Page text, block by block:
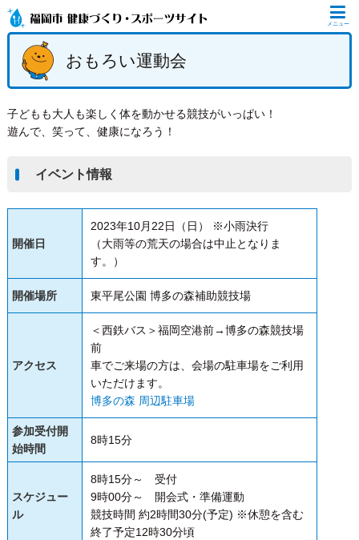
メニュー
おもろい運動会
子どもも大人も楽しく体を動かせる競技がいっぱい！
遊んで、笑って、健康になろう！
イベント情報
開催日
2023年10月22日（日） ※小雨決行
（大雨等の荒天の場合は中止となりま
す。）
開催場所 東平尾公園 博多の森補助競技場
アクセス
＜西鉄バス＞福岡空港前→博多の森競技場
前
車でご来場の方は、会場の駐車場をご利用
いただけます。
博多の森 周辺駐車場
参加受付開
始時間
8時15分
スケジュー
ル
8時15分～ 受付
9時00分～ 開会式・準備運動
競技時間 約2時間30分(予定) ※休憩を含む
終了予定12時30分頃